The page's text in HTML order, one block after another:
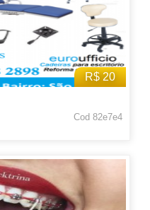
R$ 20
Cod 82e7e4